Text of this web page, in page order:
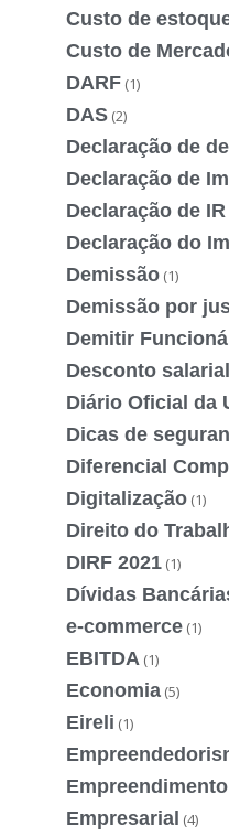
Custo de
Custo de
DARF (1)
DAS (2)
Declaração de
Declaração de
Declaração de IR
Declaração do
Demissão (1)
Demissão por
Demitir
Desconto salarial
Diário Oficial da
Dicas de
Diferencial
Digitalização (1)
Direito do
DIRF 2021 (1)
Dívidas
e-commerce (1)
EBITDA (1)
Economia (5)
Eireli (1)
Empreendimento
Empresarial (4)